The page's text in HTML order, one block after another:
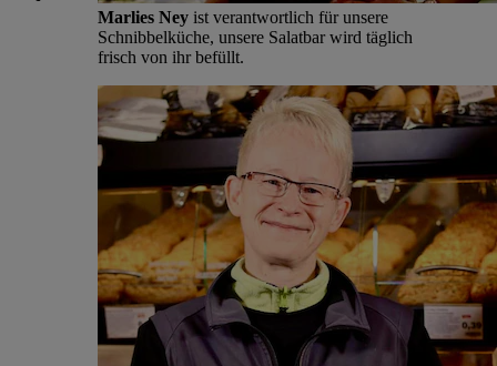
Marlies Ney ist verantwortlich für unsere
Schnibbelküche, unsere Salatbar wird täglich
frisch von ihr befüllt.